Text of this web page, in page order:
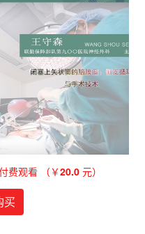
费观看 （￥20.0 元）
买